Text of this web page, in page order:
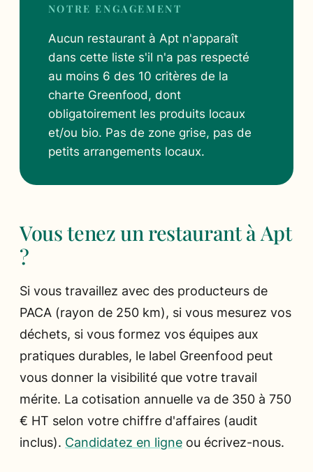
NOTRE ENGAGEMENT
Aucun restaurant à Apt n'apparaît
dans cette liste s'il n'a pas respecté
au moins 6 des 10 critères de la
charte Greenfood, dont
obligatoirement les produits locaux
et/ou bio. Pas de zone grise, pas de
petits arrangements locaux.
Vous tenez un restaurant à Apt
?
Si vous travaillez avec des producteurs de
PACA (rayon de 250 km), si vous mesurez vos
déchets, si vous formez vos équipes aux
pratiques durables, le label Greenfood peut
vous donner la visibilité que votre travail
mérite. La cotisation annuelle va de 350 à 750
€ HT selon votre chiffre d'affaires (audit
inclus). Candidatez en ligne ou écrivez-nous.